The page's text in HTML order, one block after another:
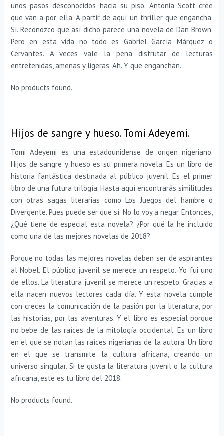
unos pasos desconocidos hacia su piso. Antonia Scott cree
que van a por ella. A partir de aquí un thriller que engancha.
Sí. Reconozco que así dicho parece una novela de Dan Brown.
Pero en esta vida no todo es Gabriel García Márquez o
Cervantes. A veces vale la pena disfrutar de lecturas
entretenidas, amenas y ligeras. Ah. Y que enganchan.
No products found.
Hijos de sangre y hueso. Tomi Adeyemi.
Tomi Adeyemi es una estadounidense de origen nigeriano.
Hijos de sangre y hueso es su primera novela. Es un libro de
historia fantástica destinada al público juvenil. Es el primer
libro de una futura trilogía. Hasta aquí encontrarás similitudes
con otras sagas literarias como Los Juegos del hambre o
Divergente. Pues puede ser que sí. No lo voy a negar. Entonces,
¿Qué tiene de especial esta novela? ¿Por qué la he incluido
como una de las mejores novelas de 2018?
Porque no todas las mejores novelas deben ser de aspirantes
al Nobel. El público juvenil se merece un respeto. Yo fui uno
de ellos. La literatura juvenil se merece un respeto. Gracias a
ella nacen nuevos lectores cada día. Y esta novela cumple
con creces la comunicación de la pasión por la literatura, por
las historias, por las aventuras. Y el libro es especial porque
no bebe de las raíces de la mitología occidental. Es un libro
en el que se notan las raíces nigerianas de la autora. Un libro
en el que se transmite la cultura africana, creando un
universo singular. Si te gusta la literatura juvenil o la cultura
africana, este es tu libro del 2018.
No products found.